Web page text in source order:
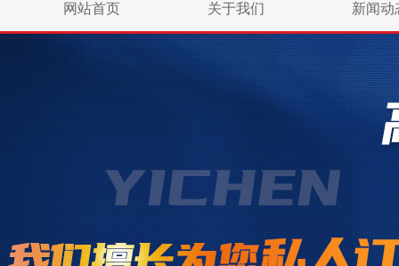
网站首页 关于我们 新闻动